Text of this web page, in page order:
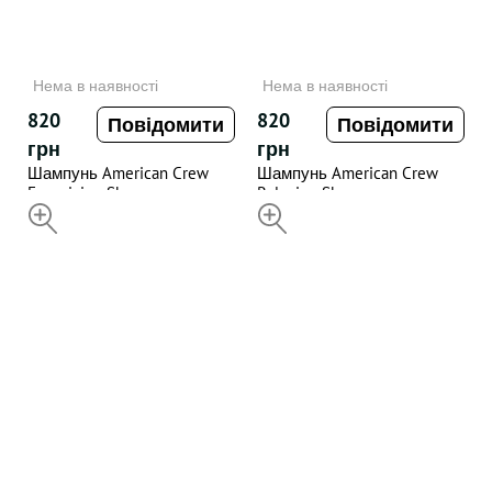
Нема в наявності
820
грн
Повідомити
Шампунь American Crew
Energizing Shampoo,
Conditioner and Body wash
Ginger Tea , 450мл
Нема в наявності
820
грн
Повідомити
Шампунь American Crew
Relaxing Shampoo,
Conditioner and Body wash ,
450 ml